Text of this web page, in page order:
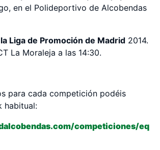
en el Polideportivo de Alcobendas
Liga de Promoción de Madrid 2014.
La Moraleja a las 14:30.
para cada competición podéis
habitual:
competiciones/eq